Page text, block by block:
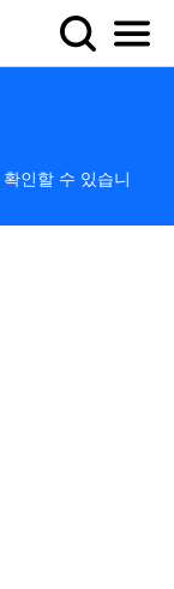
확인할 수 있습니